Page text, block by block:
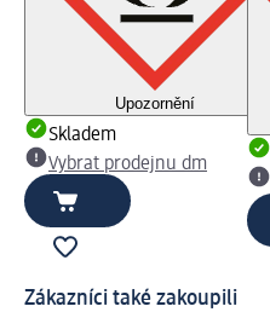
Upozornění
Skladem
Vybrat prodejnu dm
Zákazníci také zakoupili